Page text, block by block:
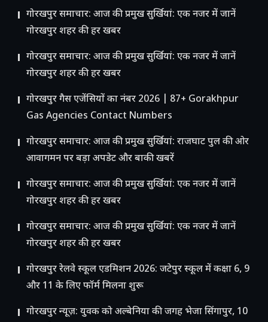
गोरखपुर समाचार: आज की प्रमुख सुर्खियां: एक नजर में जानें
गोरखपुर शहर की हर खबर
गोरखपुर समाचार: आज की प्रमुख सुर्खियां: एक नजर में जानें
गोरखपुर शहर की हर खबर
गोरखपुर गैस एजेंसियों का नंबर 2026 | 87+ Gorakhpur
Gas Agencies Contact Numbers
गोरखपुर समाचार: आज की प्रमुख सुर्खियां: राजघाट पुल की ओर
आवागमन पर बड़ा अपडेट और बाकी खबरें
गोरखपुर समाचार: आज की प्रमुख सुर्खियां: एक नजर में जानें
गोरखपुर शहर की हर खबर
गोरखपुर समाचार: आज की प्रमुख सुर्खियां: एक नजर में जानें
गोरखपुर शहर की हर खबर
गोरखपुर रेलवे स्कूल एडमिशन 2026: जटेपुर स्कूल में कक्षा 6, 9
और 11 के लिए फॉर्म मिलना शुरू
गोरखपुर न्यूज़: युवक को अल्बेनिया की जगह भेजा सिंगापुर, 10